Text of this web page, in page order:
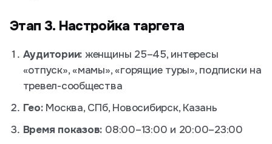
Этап 3. Настройка таргета
Аудитории: женщины 25–45, интересы
«отпуск», «мамы», «горящие туры», подписки на
тревел-сообщества
Гео:Москва, СПб, Новосибирск, Казань
Время показов: 08:00–13:00 и 20:00–23:00